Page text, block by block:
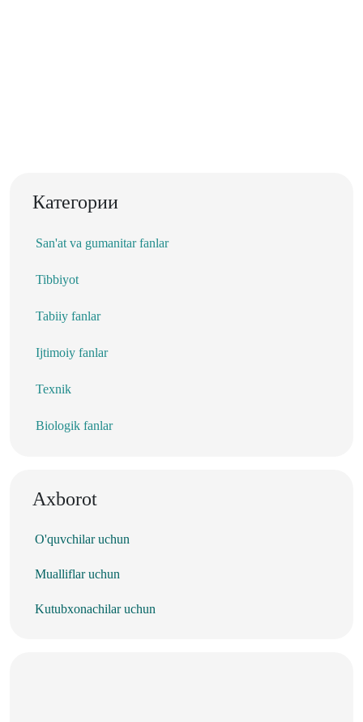
Категории
San'at va gumanitar fanlar
Tibbiyot
Tabiiy fanlar
Ijtimoiy fanlar
Texnik
Biologik fanlar
Axborot
O'quvchilar uchun
Mualliflar uchun
Kutubxonachilar uchun